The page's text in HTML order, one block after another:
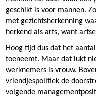
geschikt is voor mannen.
met gezichtsherkenning
herkend als arts, want
Hoog tijd dus dat het
toeneemt. Maar dat lukt
werknemers is vrouw.
vriendjespolitiek de
volgende